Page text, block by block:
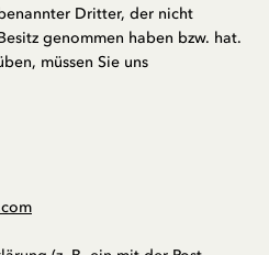
Dritter, der nicht
genommen haben bzw. hat.
müssen Sie uns